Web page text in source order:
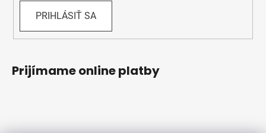
PRIHLÁSIŤ SA
Prijímame online platby